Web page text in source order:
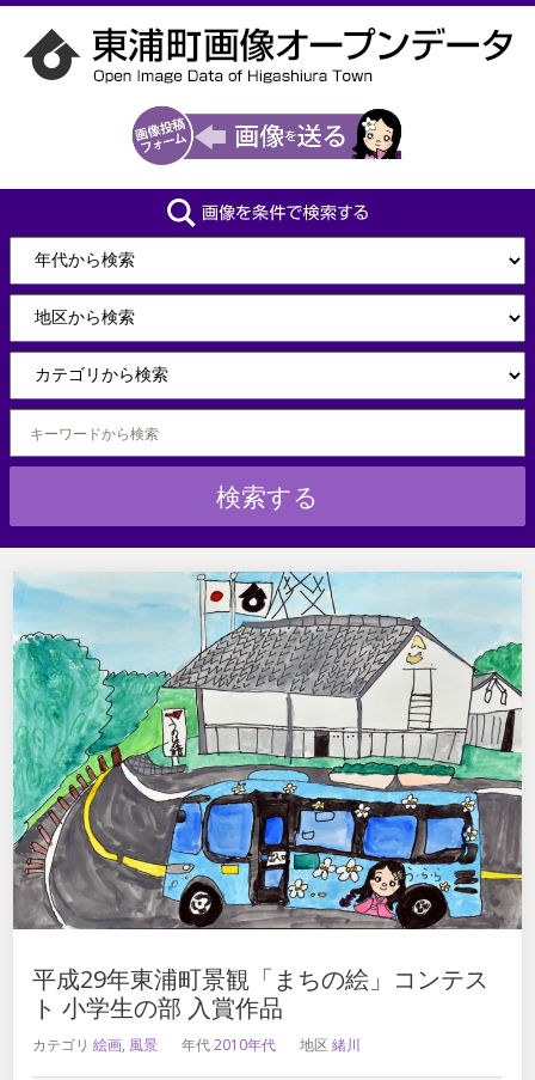
平成29年東浦町景観「まちの絵」コンテス
ト 小学生の部 入賞作品
カテゴリ絵画,風景 年代2010年代 地区緒川